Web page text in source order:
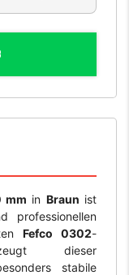
mm in Braun ist
professionellen
Fefco 0302-
dieser
stabile